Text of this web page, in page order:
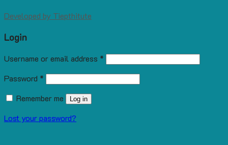
Developed by Tiepthitute
Login
Username or email address *
Password *
Remember me
Log in
Lost your password?